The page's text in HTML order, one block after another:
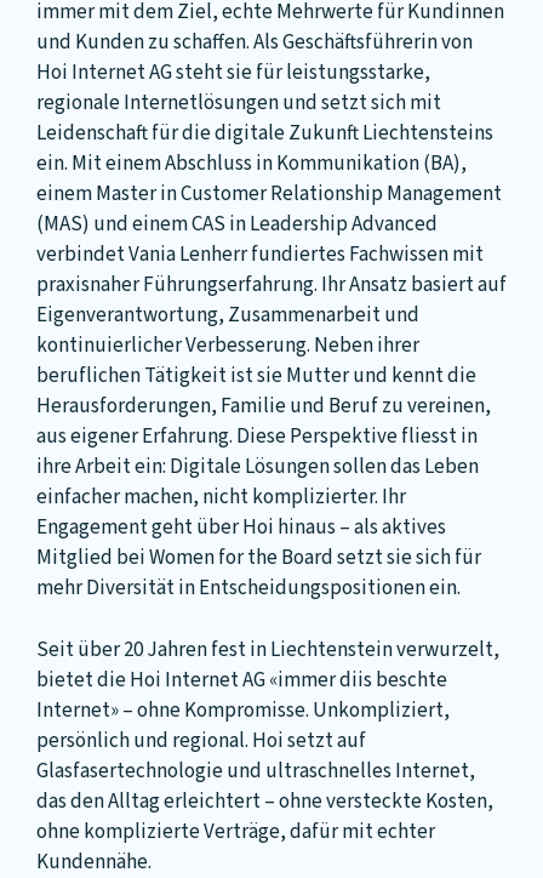
immer mit dem Ziel, echte Mehrwerte für Kundinnen
und Kunden zu schaffen. Als Geschäftsführerin von
Hoi Internet AG steht sie für leistungsstarke,
regionale Internetlösungen und setzt sich mit
Leidenschaft für die digitale Zukunft Liechtensteins
ein. Mit einem Abschluss in Kommunikation (BA),
einem Master in Customer Relationship Management
(MAS) und einem CAS in Leadership Advanced
verbindet Vania Lenherr fundiertes Fachwissen mit
praxisnaher Führungserfahrung. Ihr Ansatz basiert auf
Eigenverantwortung, Zusammenarbeit und
kontinuierlicher Verbesserung. Neben ihrer
beruflichen Tätigkeit ist sie Mutter und kennt die
Herausforderungen, Familie und Beruf zu vereinen,
aus eigener Erfahrung. Diese Perspektive fliesst in
ihre Arbeit ein: Digitale Lösungen sollen das Leben
einfacher machen, nicht komplizierter. Ihr
Engagement geht über Hoi hinaus – als aktives
Mitglied bei Women for the Board setzt sie sich für
mehr Diversität in Entscheidungspositionen ein.
Seit über 20 Jahren fest in Liechtenstein verwurzelt,
bietet die Hoi Internet AG «immer diis beschte
Internet» – ohne Kompromisse. Unkompliziert,
persönlich und regional. Hoi setzt auf
Glasfasertechnologie und ultraschnelles Internet,
das den Alltag erleichtert – ohne versteckte Kosten,
ohne komplizierte Verträge, dafür mit echter
Kundennähe.